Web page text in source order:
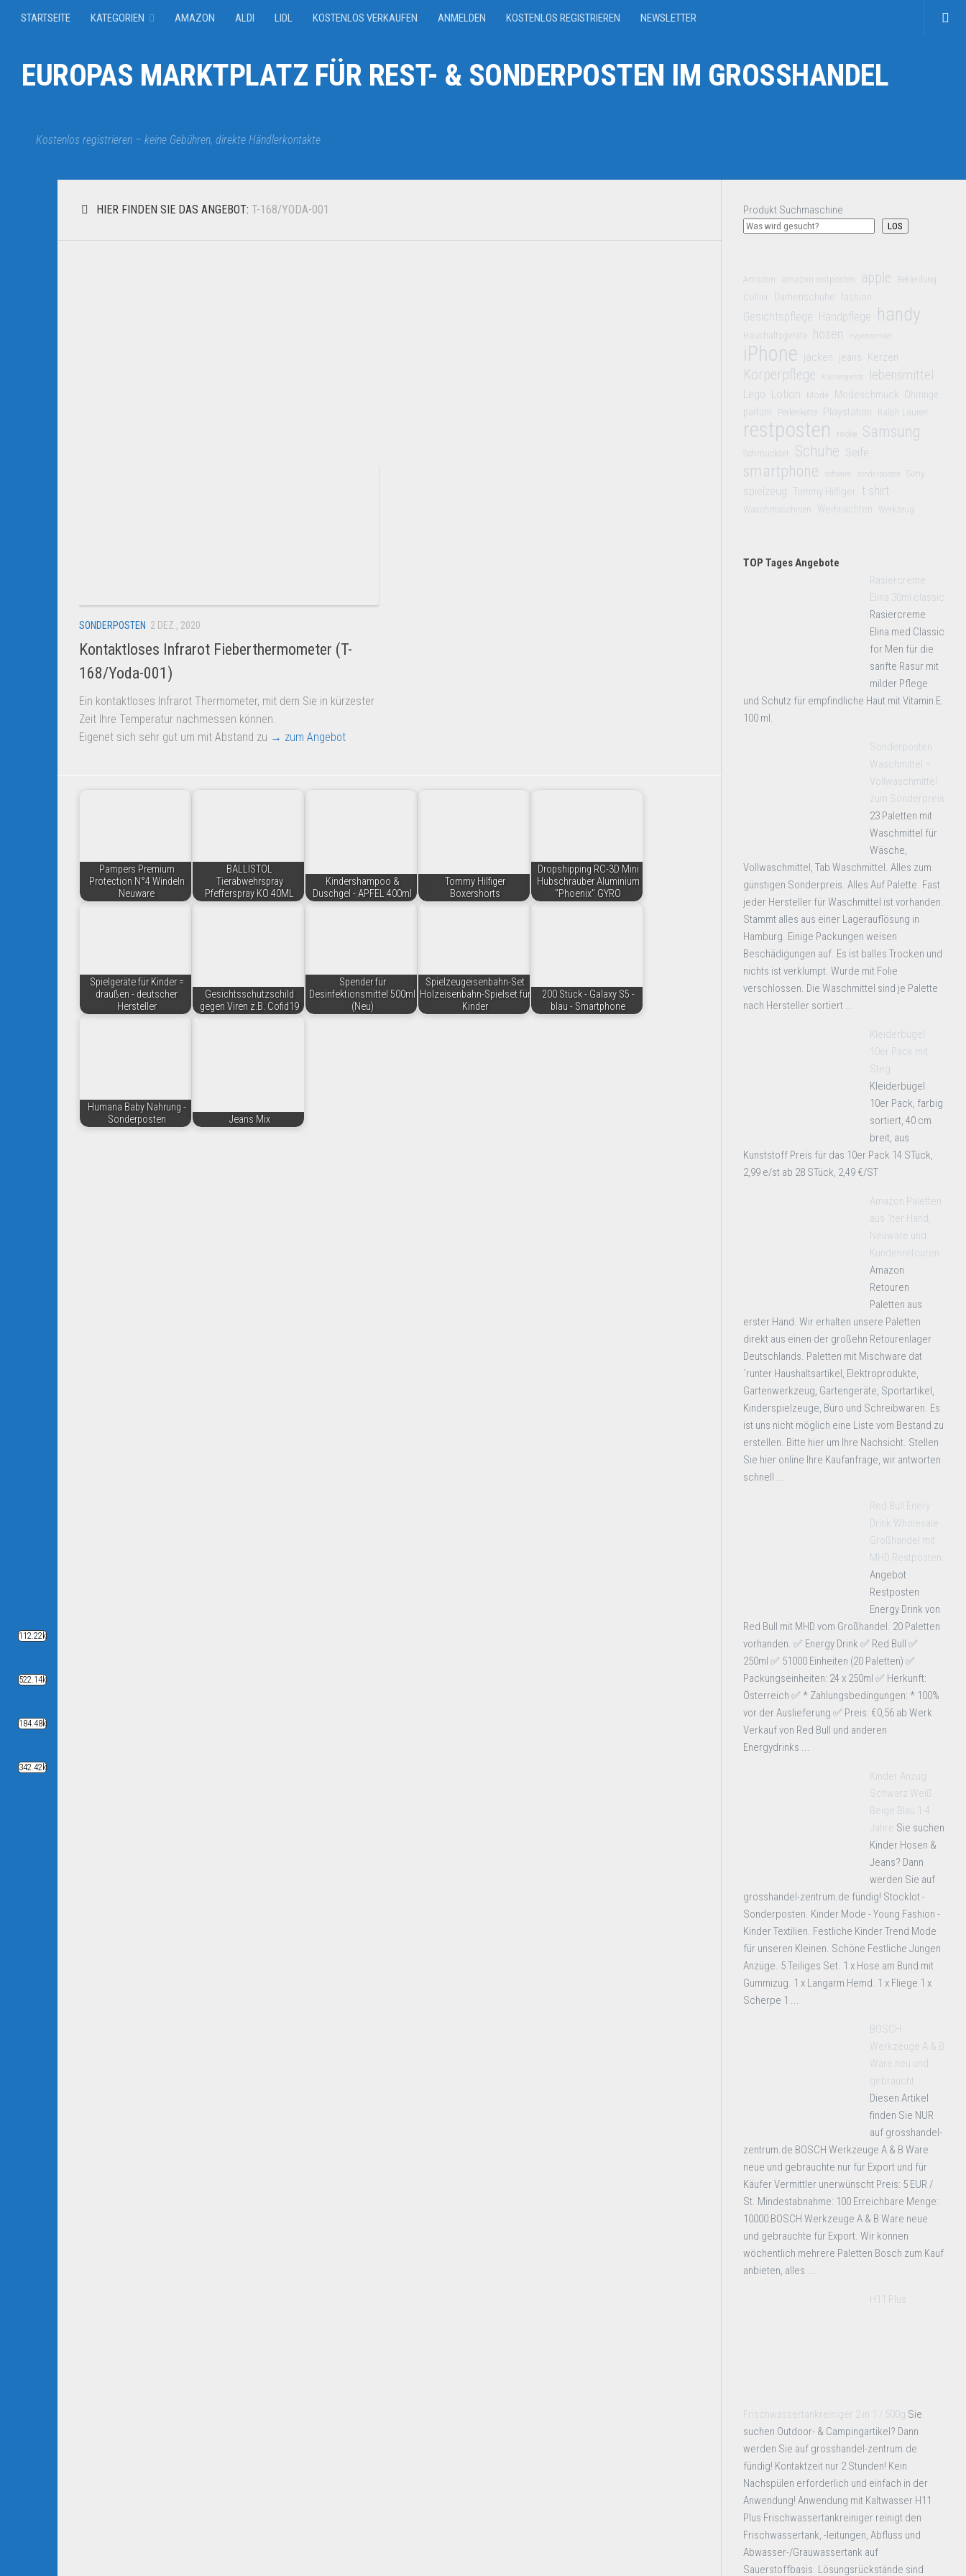
STARTSEITE KATEGORIEN AMAZON ALDI LIDL KOSTENLOS VERKAUFEN ANMELDEN KOSTENLOS REGISTRIEREN NEWSLETTER
EUROPAS MARKTPLATZ FÜR REST- & SONDERPOSTEN IM GROSSHANDEL
Kostenlos registrieren – keine Gebühren, direkte Händlerkontakte
HIER FINDEN SIE DAS ANGEBOT: T-168/YODA-001
SONDERPOSTEN 2 DEZ., 2020
Kontaktloses Infrarot Fieberthermometer (T-
168/Yoda-001)
Ein kontaktloses Infrarot Thermometer, mit dem Sie in kürzester
Zeit Ihre Temperatur nachmessen können.
Eigenet sich sehr gut um mit Abstand zu → zum Angebot
Pampers Premium
Protection N°4 Windeln
Neuware
BALLISTOL
Tierabwehrspray
Pfefferspray KO 40ML
Kindershampoo &
Duschgel - APFEL 400ml
Tommy Hilfiger
Boxershorts
Dropshipping RC-3D Mini
Hubschrauber Aluminium
"Phoenix" GYRO
Spielgeräte für Kinder =
draußen - deutscher
Hersteller
Gesichtsschutzschild
gegen Viren z.B. Cofid19
Spender für
Desinfektionsmittel 500ml
(Neu)
Spielzeugeisenbahn-Set
Holzeisenbahn-Spielset für
Kinder
200 Stück - Galaxy S5 -
blau - Smartphone
Humana Baby Nahrung -
Sonderposten
Jeans Mix
Produkt Suchmaschine
LOS
Amazon amazon restposten apple Bekleidung
Collier Damenschuhe fashion
Gesichtspflege Handpflege handy
Haushaltsgeräte hosen Hygieneartikel
iPhone jacken jeans Kerzen
Körperpflege Küchengeräte lebensmittel
Lego Lotion Mode Modeschmuck Ohrringe
parfüm
Perlenkette Playstation Ralph Lauren
restposten röcke Samsung
Schmuckset Schuhe Seife
smartphone software sonderposten Sony
spielzeug Tommy Hilfiger t shirt
Waschmaschinen Weihnachten Werkzeug
TOP Tages Angebote
Rasiercreme
Elina 30ml classic
Rasiercreme
Elina med Classic
for Men für die
sanfte Rasur mit
milder Pflege
und Schutz für empfindliche Haut mit Vitamin E.
100 ml.
Sonderposten
Waschmittel –
Vollwaschmittel
zum Sonderpreis
23 Paletten mit
Waschmittel für
Wäsche,
Vollwaschmittel, Tab Waschmittel. Alles zum
günstigen Sonderpreis. Alles Auf Palette. Fast
jeder Hersteller für Waschmittel ist vorhanden.
Stammt alles aus einer Lagerauflösung in
Hamburg. Einige Packungen weisen
Beschädigungen auf. Es ist balles Trocken und
nichts ist verklumpt. Wurde mit Folie
verschlossen. Die Waschmittel sind je Palette
nach Hersteller sortiert ...
Kleiderbügel
10er Pack mit
Steg
Kleiderbügel
10er Pack, farbig
sortiert, 40 cm
breit, aus
Kunststoff Preis für das 10er Pack 14 STück,
2,99 e/st ab 28 STück, 2,49 €/ST
Amazon Paletten
aus 1ter Hand,
Neuware und
Kundenretouren
Amazon
Retouren
Paletten aus
erster Hand. Wir erhalten unsere Paletten
direkt aus einen der großehn Retourenlager
Deutschlands. Paletten mit Mischware dat
´runter Haushaltsartikel, Elektroprodukte,
Gartenwerkzeug, Gartengeräte, Sportartikel,
Kinderspielzeuge, Büro und Schreibwaren. Es
ist uns nicht möglich eine Liste vom Bestand zu
erstellen. Bitte hier um Ihre Nachsicht. Stellen
Sie hier online Ihre Kaufanfrage, wir antworten
schnell ...
Red Bull Enery
Drink Wholesale
Großhandel mit
MHD Restposten
Angebot
Restposten
Energy Drink von
Red Bull mit MHD vom Großhandel. 20 Paletten
vorhanden. ✅ Energy Drink ✅ Red Bull ✅
250ml ✅ 51000 Einheiten (20 Paletten) ✅
Packungseinheiten: 24 x 250ml ✅ Herkunft:
Österreich ✅ * Zahlungsbedingungen: * 100%
vor der Auslieferung ✅ Preis: €0,56 ab Werk
Verkauf von Red Bull und anderen
Energydrinks ...
Kinder Anzug
Schwarz Weiß
Beige Blau 1-4
Jahre Sie suchen
Kinder Hosen &
Jeans? Dann
werden Sie auf
grosshandel-zentrum.de fündig! Stocklot -
Sonderposten. Kinder Mode - Young Fashion -
Kinder Textilien. Festliche Kinder Trend Mode
für unseren Kleinen. Schöne Festliche Jungen
Anzüge. 5 Teiliges Set. 1 x Hose am Bund mit
Gummizug. 1 x Langarm Hemd. 1 x Fliege 1 x
Scherpe 1 ...
BOSCH
Werkzeuge A & B
Ware neu und
gebraucht
Diesen Artikel
finden Sie NUR
auf grosshandel-
zentrum.de BOSCH Werkzeuge A & B Ware
neue und gebrauchte nur für Export und für
Käufer Vermittler unerwünscht Preis: 5 EUR /
St. Mindestabnahme: 100 Erreichbare Menge:
10000 BOSCH Werkzeuge A & B Ware neue
und gebrauchte für Export. Wir können
wöchentlich mehrere Paletten Bosch zum Kauf
anbieten, alles ...
H11 Plus
Frischwassertankreiniger 2 in 1 / 500g Sie
suchen Outdoor- & Campingartikel? Dann
werden Sie auf grosshandel-zentrum.de
fündig! Kontaktzeit nur 2 Stunden! Kein
Nachspülen erforderlich und einfach in der
Anwendung! Anwendung mit Kaltwasser H11
Plus Frischwassertankreiniger reinigt den
Frischwassertank, -leitungen, Abfluss und
Abwasser-/Grauwassertank auf
Sauerstoffbasis. Lösungsrückstände sind
112.22k
522.14k
184.48k
342.42k